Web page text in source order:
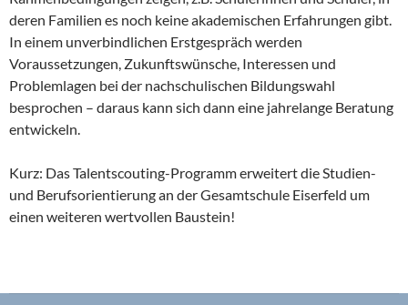
deren Familien es noch keine akademischen Erfahrungen gibt.
In einem unverbindlichen Erstgespräch werden
Voraussetzungen, Zukunftswünsche, Interessen und
Problemlagen bei der nachschulischen Bildungswahl
besprochen – daraus kann sich dann eine jahrelange Beratung
entwickeln.
Kurz: Das Talentscouting-Programm erweitert die Studien-
und Berufsorientierung an der Gesamtschule Eiserfeld um
einen weiteren wertvollen Baustein!